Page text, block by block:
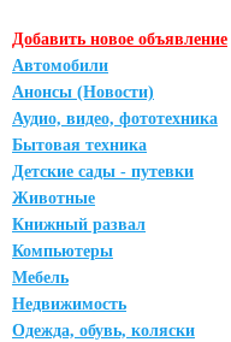
Добавить новое объявление
Автомобили
Анонсы (Новости)
Аудио, видео, фототехника
Бытовая техника
Детские сады - путевки
Животные
Книжный развал
Компьютеры
Мебель
Недвижимость
Одежда, обувь, коляски